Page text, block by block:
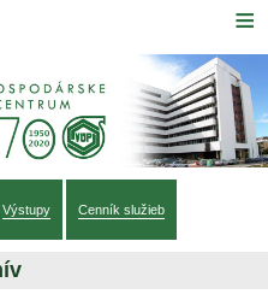
≡
Výstupy Cenník služieb